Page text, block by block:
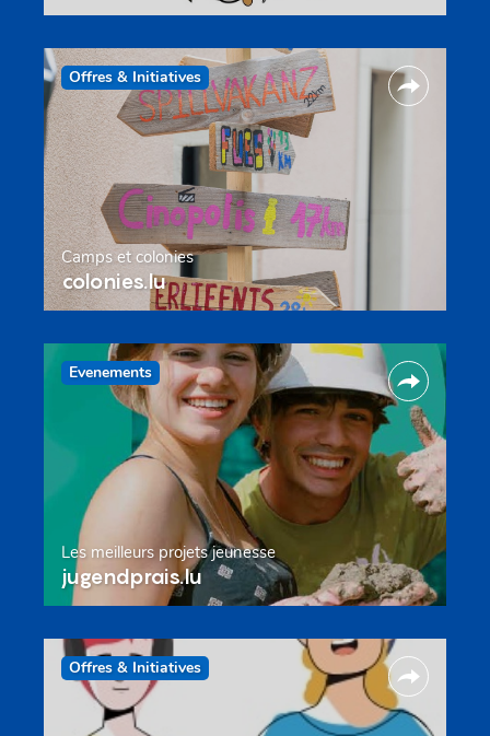
Offres & Initiatives
Camps et colonies
colonies.lu
Evenements
Les meilleurs projets jeunesse
jugendprais.lu
Offres & Initiatives